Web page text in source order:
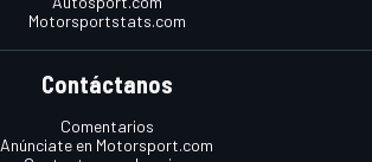
Motorsportstats.com
Contáctanos
Comentarios
Anúnciate en Motorsport.com